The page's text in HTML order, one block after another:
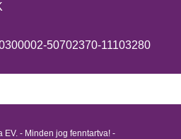
50702370-11103280
EV. - Minden jog fenntartva! -